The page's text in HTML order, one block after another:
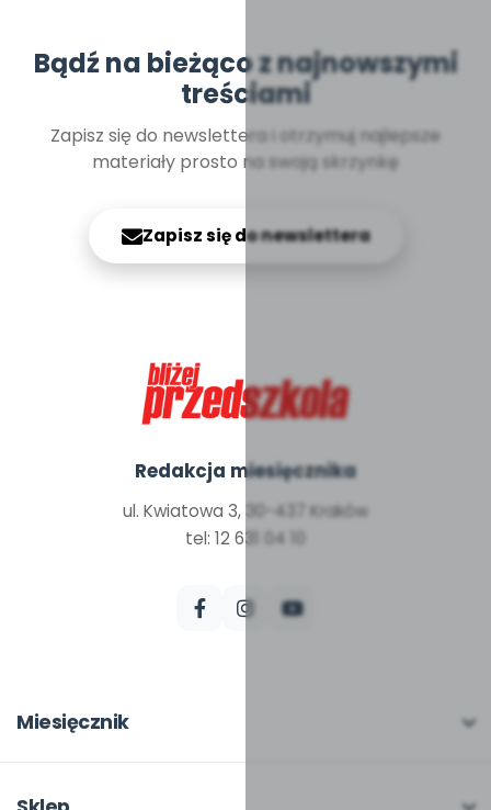
Bądź na bieżąco z najnowszymi
treściami
Zapisz się do newslettera i otrzymuj najlepsze
materiały prosto na swoją skrzynkę
Zapisz się do newslettera
Redakcja miesięcznika
ul. Kwiatowa 3, 30-437 Kraków
tel: 12 631 04 10
Miesięcznik
W numerze